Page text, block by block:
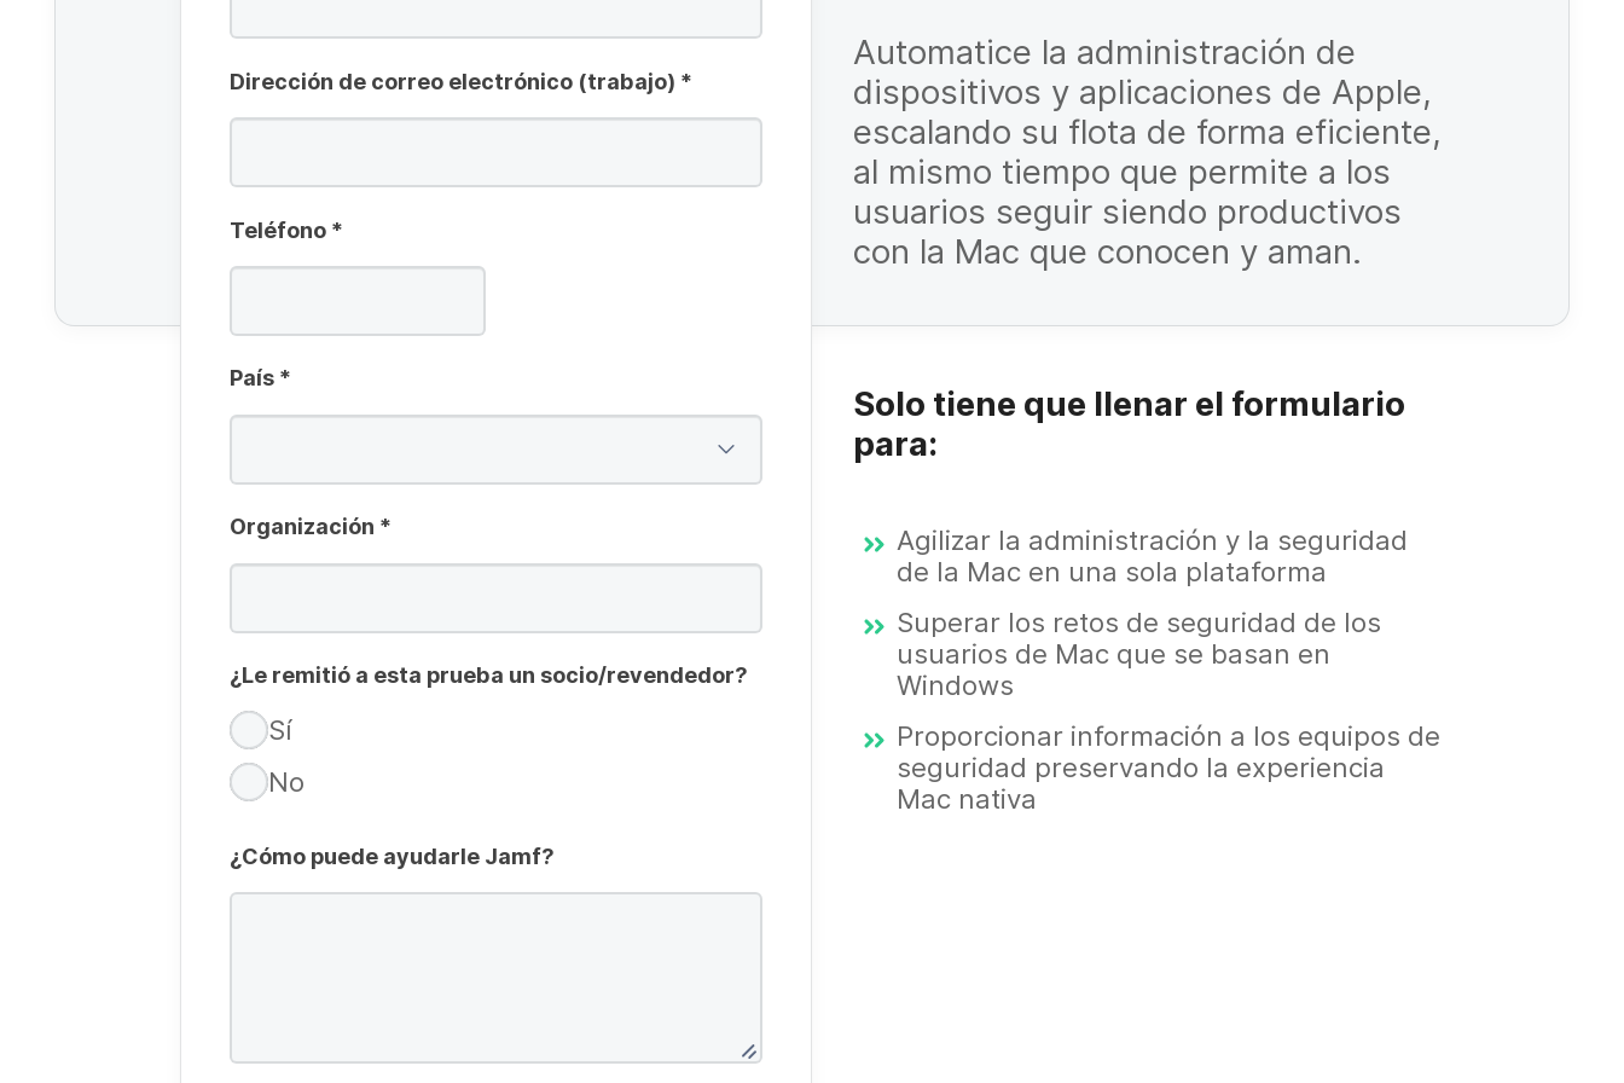
Automatice la administración de
dispositivos y aplicaciones de Apple,
escalando su flota de forma eficiente,
al mismo tiempo que permite a los
usuarios seguir siendo productivos
con la Mac que conocen y aman.
Dirección de correo electrónico (trabajo) *
Teléfono *
País *
Organización *
¿Le remitió a esta prueba un socio/revendedor?
Sí
No
¿Cómo puede ayudarle Jamf?
Solo tiene que llenar el formulario
para:
Agilizar la administración y la seguridad
de la Mac en una sola plataforma
Superar los retos de seguridad de los
usuarios de Mac que se basan en
Windows
Proporcionar información a los equipos de
seguridad preservando la experiencia
Mac nativa